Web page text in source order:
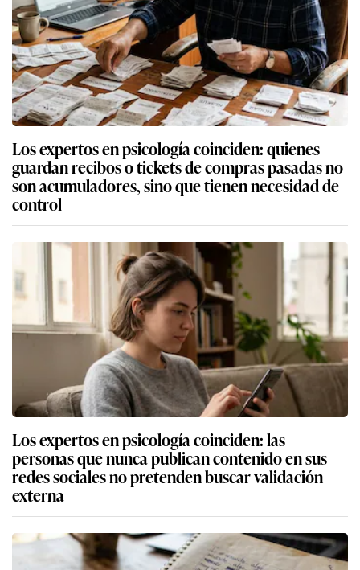
Los expertos en psicología coinciden: quienes
guardan recibos o tickets de compras pasadas no
son acumuladores, sino que tienen necesidad de
control
Los expertos en psicología coinciden: las
personas que nunca publican contenido en sus
redes sociales no pretenden buscar validación
externa